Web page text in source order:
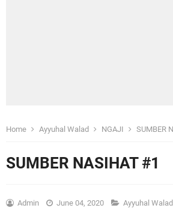
Home Ayyuhal Walad NGAJI SUMBER
SUMBER NASIHAT #1
Admin June 04, 2020 Ayyuhal Walad